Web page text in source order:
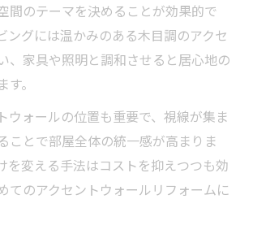
間のテーマを決めることが効果的で
ングには温かみのある木目調のアクセ
、家具や照明と調和させると居心地の
。
ウォールの位置も重要で、視線が集ま
ことで部屋全体の統一感が高まりま
を変える手法はコストを抑えつつも効
てのアクセントウォールリフォームに